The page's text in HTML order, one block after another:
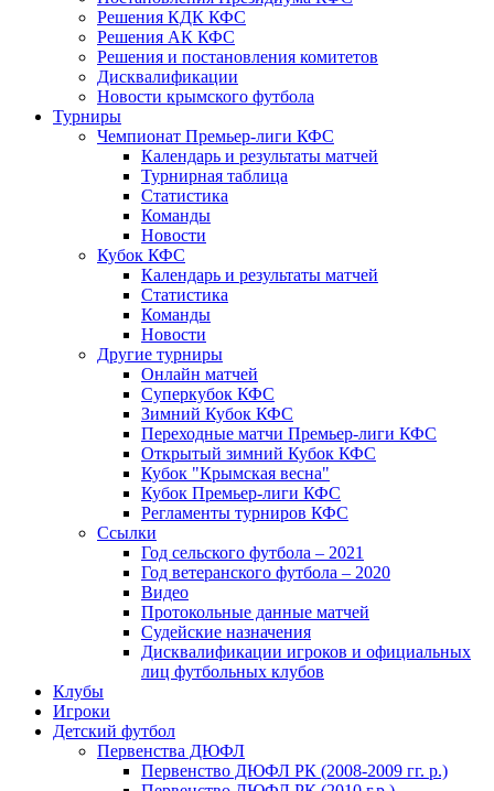
Решения КДК КФС
Решения АК КФС
Решения и постановления комитетов
Дисквалификации
Новости крымского футбола
Турниры
Чемпионат Премьер-лиги КФС
Календарь и результаты матчей
Турнирная таблица
Статистика
Команды
Новости
Кубок КФС
Календарь и результаты матчей
Статистика
Команды
Новости
Другие турниры
Онлайн матчей
Суперкубок КФС
Зимний Кубок КФС
Переходные матчи Премьер-лиги КФС
Открытый зимний Кубок КФС
Кубок "Крымская весна"
Кубок Премьер-лиги КФС
Регламенты турниров КФС
Ссылки
Год сельского футбола – 2021
Год ветеранского футбола – 2020
Видео
Протокольные данные матчей
Судейские назначения
Дисквалификации игроков и официальных
лиц футбольных клубов
Клубы
Игроки
Детский футбол
Первенства ДЮФЛ
Первенство ДЮФЛ РК (2008-2009 гг. р.)